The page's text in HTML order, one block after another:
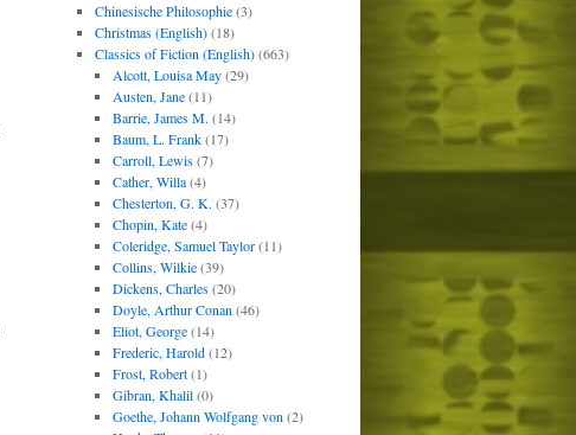
Chinesische Philosophie(3)
Christmas (English)(18)
Classics of Fiction (English)(663)
Alcott, Louisa May(29)
Austen, Jane(11)
Barrie, James M. (14)
Baum, L. Frank(17)
Carroll, Lewis(7)
Cather, Willa(4)
Chesterton, G. K. (37)
Chopin, Kate(4)
Coleridge, Samuel Taylor(11)
Collins, Wilkie(39)
Dickens, Charles(20)
Doyle, Arthur Conan (46)
Eliot, George(14)
Frederic, Harold(12)
Frost, Robert(1)
Gibran, Khalil(0)
Goethe, Johann Wolfgang von (2)